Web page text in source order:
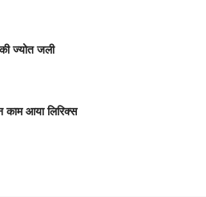
ज्योत जली
आया लिरिक्स